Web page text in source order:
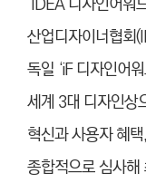
산업디자이너협회
독일 ‘iF 디자인어
세계 3대 디자인상
혁신과 사용자 혜
종합적으로 심사